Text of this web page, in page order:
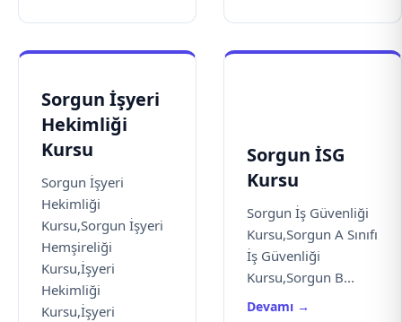
Sorgun İşyeri
Hekimliği
Kursu
Sorgun İşyeri
Hekimliği
Kursu,Sorgun İşyeri
Hemşireliği
Kursu,İşyeri
Hekimliği
Kursu,İşyeri
Sorgun İSG
Kursu
Sorgun İş Güvenliği
Kursu,Sorgun A Sınıfı
İş Güvenliği
Kursu,Sorgun B...
Devamı →